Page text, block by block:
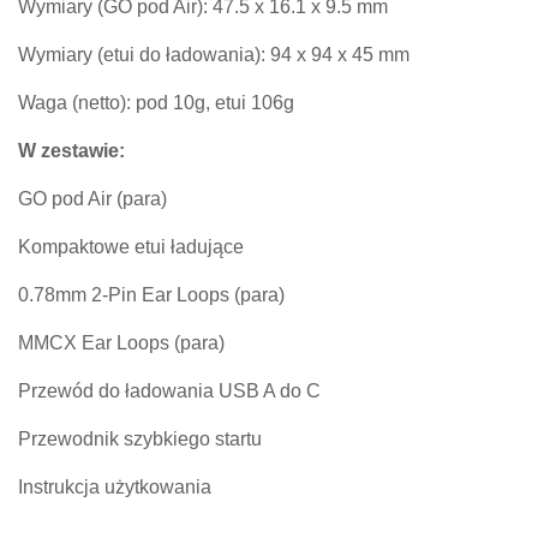
Wymiary (GO pod Air): 47.5 x 16.1 x 9.5 mm
Wymiary (etui do ładowania): 94 x 94 x 45 mm
Waga (netto): pod 10g, etui 106g
W zestawie:
GO pod Air (para)
Kompaktowe etui ładujące
0.78mm 2-Pin Ear Loops (para)
MMCX Ear Loops (para)
Przewód do ładowania USB A do C
Przewodnik szybkiego startu
Instrukcja użytkowania